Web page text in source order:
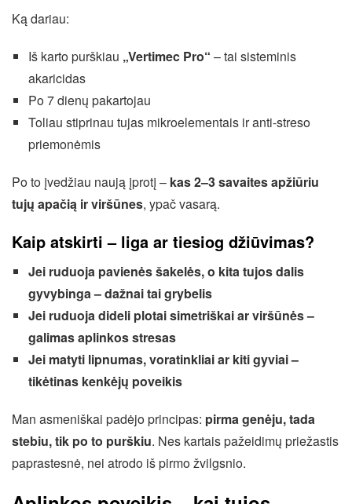
Ką dariau:
Iš karto purškiau „Vertimec Pro“ – tai sisteminis
akaricidas
Po 7 dienų pakartojau
Toliau stiprinau tujas mikroelementais ir anti-streso
priemonėmis
Po to įvedžiau naują įprotį – kas 2–3 savaites apžiūriu
tujų apačią ir viršūnes, ypač vasarą.
Kaip atskirti – liga ar tiesiog džiūvimas?
Jei ruduoja pavienės šakelės, o kita tujos dalis
gyvybinga – dažnai tai grybelis
Jei ruduoja dideli plotai simetriškai ar viršūnės –
galimas aplinkos stresas
Jei matyti lipnumas, voratinkliai ar kiti gyviai –
tikėtinas kenkėjų poveikis
Man asmeniškai padėjo principas: pirma genėju, tada
stebiu, tik po to purškiu. Nes kartais pažeidimų priežastis
paprastesnė, nei atrodo iš pirmo žvilgsnio.